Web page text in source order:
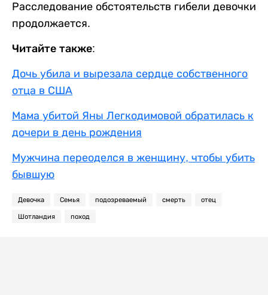
Расследование обстоятельств гибели девочки
продолжается.
Читайте также:
Дочь убила и вырезала сердце собственного
отца в США
Мама убитой Яны Легкодимовой обратилась к
дочери в день рождения
Мужчина переоделся в женщину, чтобы убить
бывшую
Девочка Семья подозреваемый смерть отец
Шотландия поход